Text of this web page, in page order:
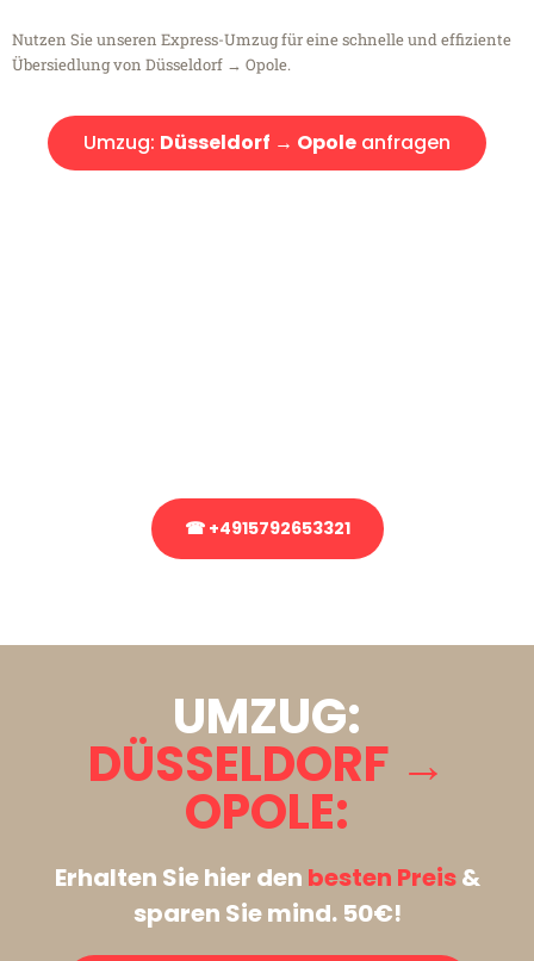
Nutzen Sie unseren Express-Umzug für eine schnelle und effiziente
Übersiedlung von Düsseldorf → Opole.
Umzug: Düsseldorf → Opole anfragen
☎ +4915792653321
UMZUG:
DÜSSELDORF →
OPOLE:
Erhalten Sie hier den besten Preis&
sparen Sie mind. 50€!